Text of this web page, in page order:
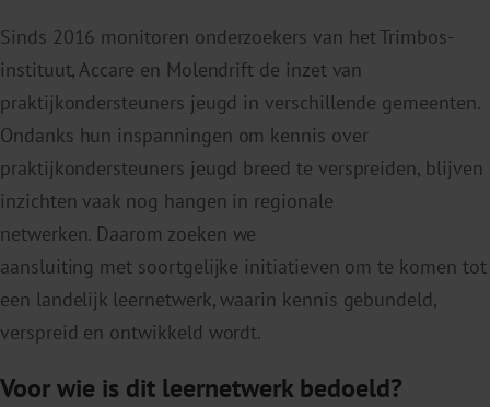
Sinds 2016 monitoren onderzoekers van het Trimbos-
instituut, Accare en Molendrift de inzet van
praktijkondersteuners jeugd in verschillende gemeenten.
Ondanks hun inspanningen om kennis over
praktijkondersteuners jeugd breed te verspreiden, blijven
inzichten vaak nog hangen in regionale
netwerken. Daarom zoeken we
aansluiting met soortgelijke initiatieven om te komen tot
een landelijk leernetwerk, waarin kennis gebundeld,
verspreid en ontwikkeld wordt.
Voor wie is dit leernetwerk bedoeld?